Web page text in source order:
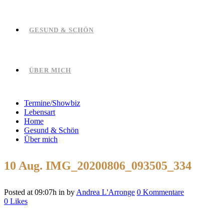
GESUND & SCHÖN
ÜBER MICH
Termine/Showbiz
Lebensart
Home
Gesund & Schön
Über mich
10 Aug. IMG_20200806_093505_334
Posted at 09:07h in by Andrea L'Arronge 0 Kommentare
0 Likes